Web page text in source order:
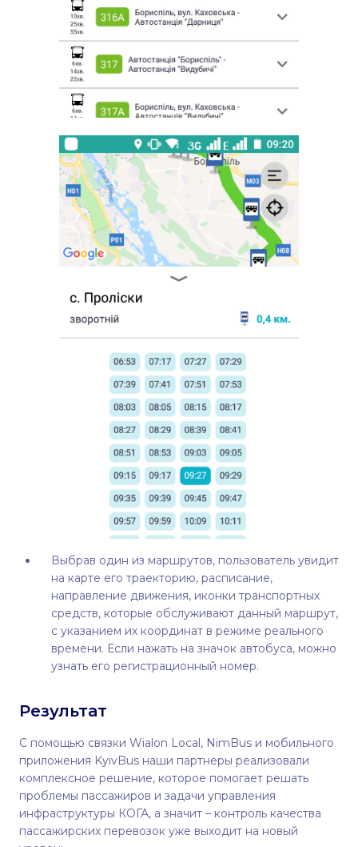
Выбрав один из маршрутов, пользователь увидит
на карте его траекторию, расписание,
направление движения, иконки транспортных
средств, которые обслуживают данный маршрут,
с указанием их координат в режиме реального
времени. Если нажать на значок автобуса, можно
узнать его регистрационный номер.
Результат
С помощью связки Wialon Local, NimBus и мобильного
приложения KyivBus наши партнеры реализовали
комплексное решение, которое помогает решать
проблемы пассажиров и задачи управления
инфраструктуры КОГА, а значит – контроль качества
пассажирских перевозок уже выходит на новый